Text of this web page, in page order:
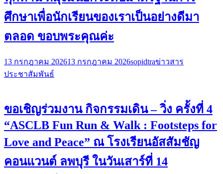
ศึกษาเพื่อนักเรียนของเราเป็นอย่างดีมา
ตลอด ขอบพระคุณค่ะ
13 กรกฎาคม 202613 กรกฎาคม 2026sopidtraข่าวสาร
ประชาสัมพันธ์
ขอเชิญร่วมงาน กิจกรรมเดิน – วิ่ง ครั้งที่ 4
“ASCLB Fun Run & Walk : Footsteps for
Love and Peace” ณ โรงเรียนอัสสัมชัญ
คอนแวนต์ ลพบุรี ในวันเสาร์ที่ 14